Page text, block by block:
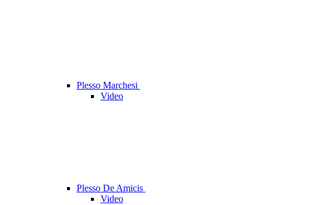
Plesso Marchesi
Video
Plesso De Amicis
Video